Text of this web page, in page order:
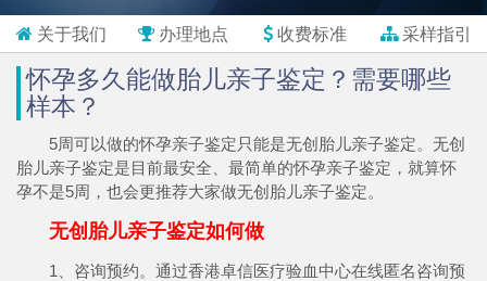
关于我们 办理地点 收费标准 采样指引
怀孕多久能做胎儿亲子鉴定？需要哪些
样本？
5周可以做的怀孕亲子鉴定只能是无创胎儿亲子鉴定。无创
胎儿亲子鉴定是目前最安全、最简单的怀孕亲子鉴定，就算怀
孕不是5周，也会更推荐大家做无创胎儿亲子鉴定。
无创胎儿亲子鉴定如何做
1、咨询预约。通过香港卓信医疗验血中心在线匿名咨询预